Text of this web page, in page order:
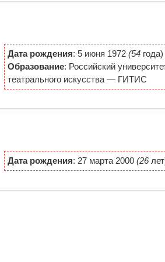
Дата рождения: 5 июня 1972 (54года)
Образование: Российский
театрального искусства — ГИТИС
Дата рождения: 27 марта 2000 (26